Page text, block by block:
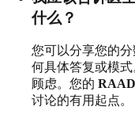
什么？
您可以分享您的
何具体答复或模
顾虑。您的
讨论的有用起点。